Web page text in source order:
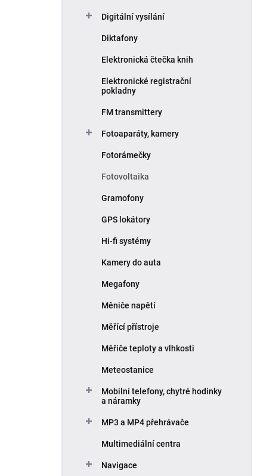
Digitální vysílání
Diktafony
Elektronická čtečka knih
Elektronické registrační
pokladny
FM transmittery
Fotoaparáty, kamery
Fotorámečky
Fotovoltaika
Gramofony
GPS lokátory
Hi-fi systémy
Kamery do auta
Megafony
Měniče napětí
Měřící přístroje
Měřiče teploty a vlhkosti
Meteostanice
Mobilní telefony, chytré hodinky
a náramky
MP3 a MP4 přehrávače
Multimediální centra
Navigace